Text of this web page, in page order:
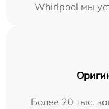
Whirlpool мы
Более 20 тыс.